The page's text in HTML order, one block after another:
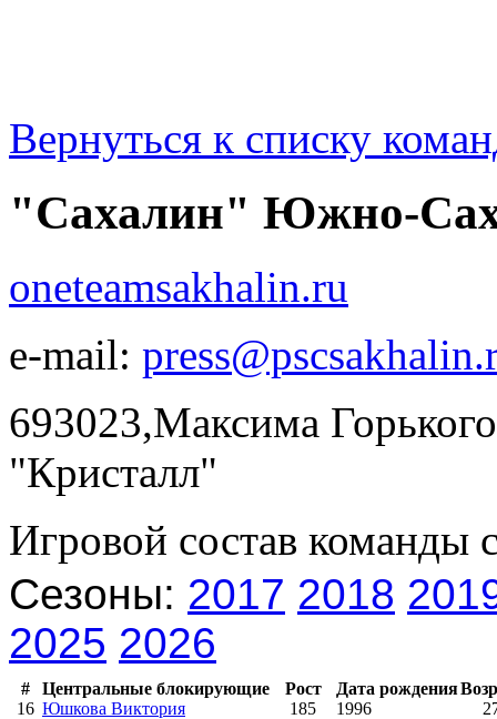
Вернуться к списку
"Сахалин" Южно-
oneteamsakhalin.ru
e-mail:
693023,Максима
"Кристалл"
Игровой состав команды
Сезоны: 2017 2018
2025 2026
# Центральные блокирующие Рост Дата рождения
16 Юшкова Виктория 185 1996